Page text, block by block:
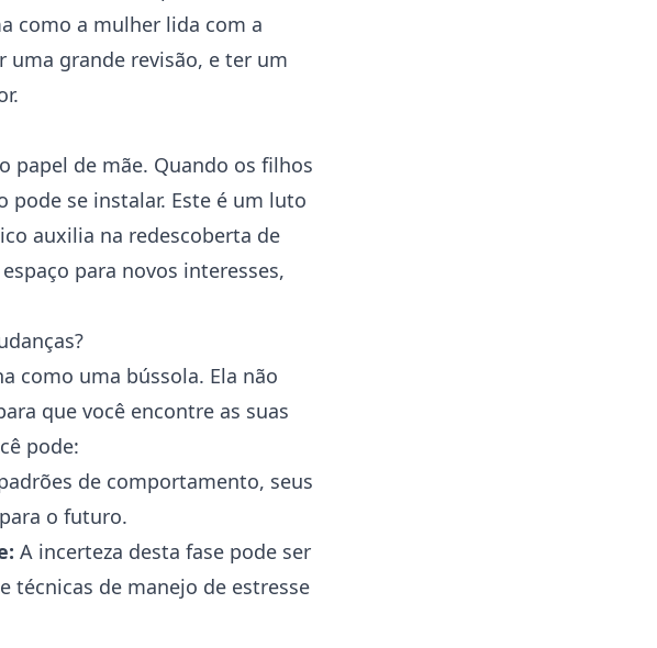
como a mulher lida com a
uma grande revisão, e ter um
papel de mãe. Quando os filhos
se instalar. Este é um luto
auxilia na redescoberta de
para novos interesses,
como uma bússola. Ela não
que você encontre as suas
pode:
de comportamento, seus
o futuro.
A incerteza desta fase pode ser
técnicas de manejo de estresse